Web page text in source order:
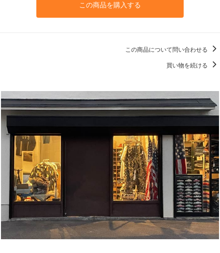
この商品を購入する
この商品について問い合わせる
買い物を続ける